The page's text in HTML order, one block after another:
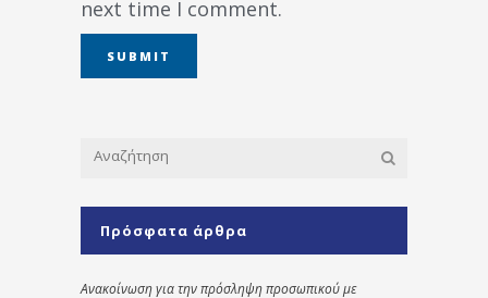
next time I comment.
Πρόσφατα άρθρα
Ανακοίνωση για την πρόσληψη προσωπικού με